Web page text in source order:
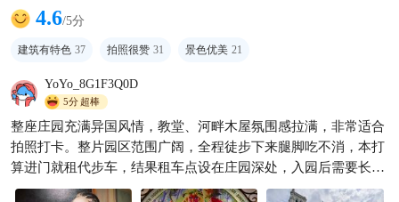
哈尔滨别只逛中央大街！伏尔
加庄园真的值得来
慢旅青年  370
4.6/5分
建筑有特色 37 拍照很赞 31 景色优美 21
YoYo_8G1F3Q0D
5分超棒
整座庄园充满异国风情，教堂、河畔木屋氛围感拉满，非常适合
拍照打卡。整片园区范围广阔，全程徒步下来腿脚吃不消，本打
算进门就租代步车，结果租车点设在庄园深处，入园后需要长途
步行才能抵达，而且有点小贵，对于老人很不友好。